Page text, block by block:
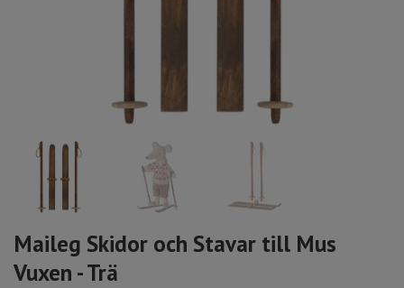
Maileg Skidor och Stavar till Mus
Vuxen - Trä